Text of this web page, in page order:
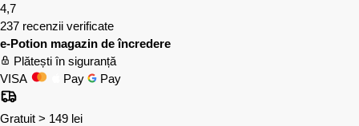
4,7
237 recenzii verificate
e-Potion magazin de încredere
Plătești în siguranță
VISA
Pay Pay
Gratuit > 149 lei